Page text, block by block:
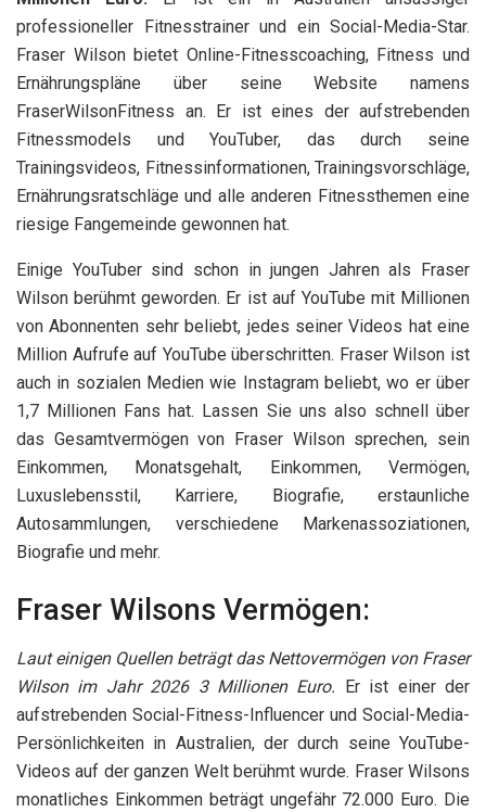
professioneller Fitnesstrainer und ein Social-Media-Star.
Fraser Wilson bietet Online-Fitnesscoaching, Fitness und
Ernährungspläne über seine Website namens
FraserWilsonFitness an. Er ist eines der aufstrebenden
Fitnessmodels und YouTuber, das durch seine
Trainingsvideos, Fitnessinformationen, Trainingsvorschläge,
Ernährungsratschläge und alle anderen Fitnessthemen eine
riesige Fangemeinde gewonnen hat.
Einige YouTuber sind schon in jungen Jahren als Fraser
Wilson berühmt geworden. Er ist auf YouTube mit Millionen
von Abonnenten sehr beliebt, jedes seiner Videos hat eine
Million Aufrufe auf YouTube überschritten. Fraser Wilson ist
auch in sozialen Medien wie Instagram beliebt, wo er über
1,7 Millionen Fans hat. Lassen Sie uns also schnell über
das Gesamtvermögen von Fraser Wilson sprechen, sein
Einkommen, Monatsgehalt, Einkommen, Vermögen,
Luxuslebensstil, Karriere, Biografie, erstaunliche
Autosammlungen, verschiedene Markenassoziationen,
Biografie und mehr.
Fraser Wilsons Vermögen:
Laut einigen Quellen beträgt das Nettovermögen von Fraser
Wilson im Jahr 2026 3 Millionen Euro. Er ist einer der
aufstrebenden Social-Fitness-Influencer und Social-Media-
Persönlichkeiten in Australien, der durch seine YouTube-
Videos auf der ganzen Welt berühmt wurde. Fraser Wilsons
monatliches Einkommen beträgt ungefähr 72.000 Euro. Die